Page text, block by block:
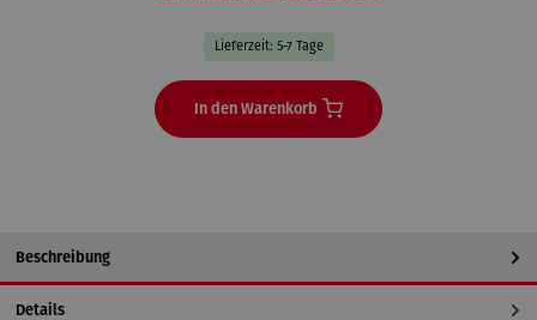
Lieferzeit: 5-7 Tage
In den Warenkorb
Beschreibung
Details